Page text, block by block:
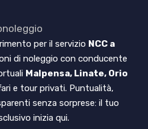
per il servizio NCC a
di noleggio con conducente
Malpensa, Linate, Orio
e tour privati. Puntualità,
senza sorprese: il tuo
inizia qui.